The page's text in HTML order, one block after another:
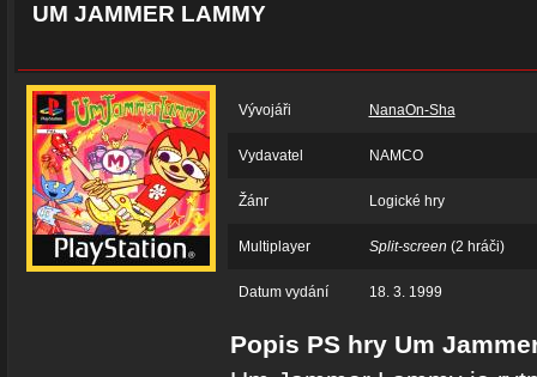
UM JAMMER LAMMY
Vývojáři NanaOn-Sha
Vydavatel NAMCO
Žánr Logické hry
Multiplayer Split-screen (2 hráči)
Datum vydání 18. 3. 1999
Popis PS hry Um